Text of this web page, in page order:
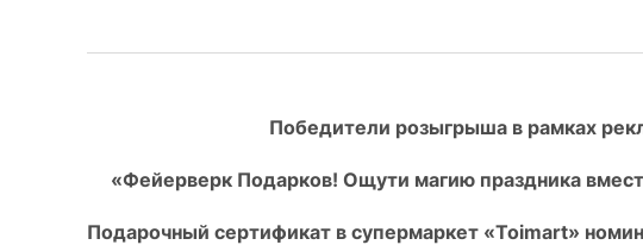
Победители розыгрыша в рамках
«Фейерверк Подарков! Ощути магию праздника
Подарочный сертификат в супермаркет «Toimart»